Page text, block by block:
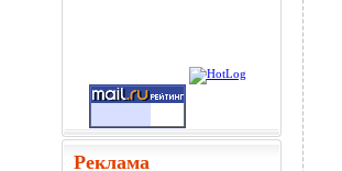
Реклама